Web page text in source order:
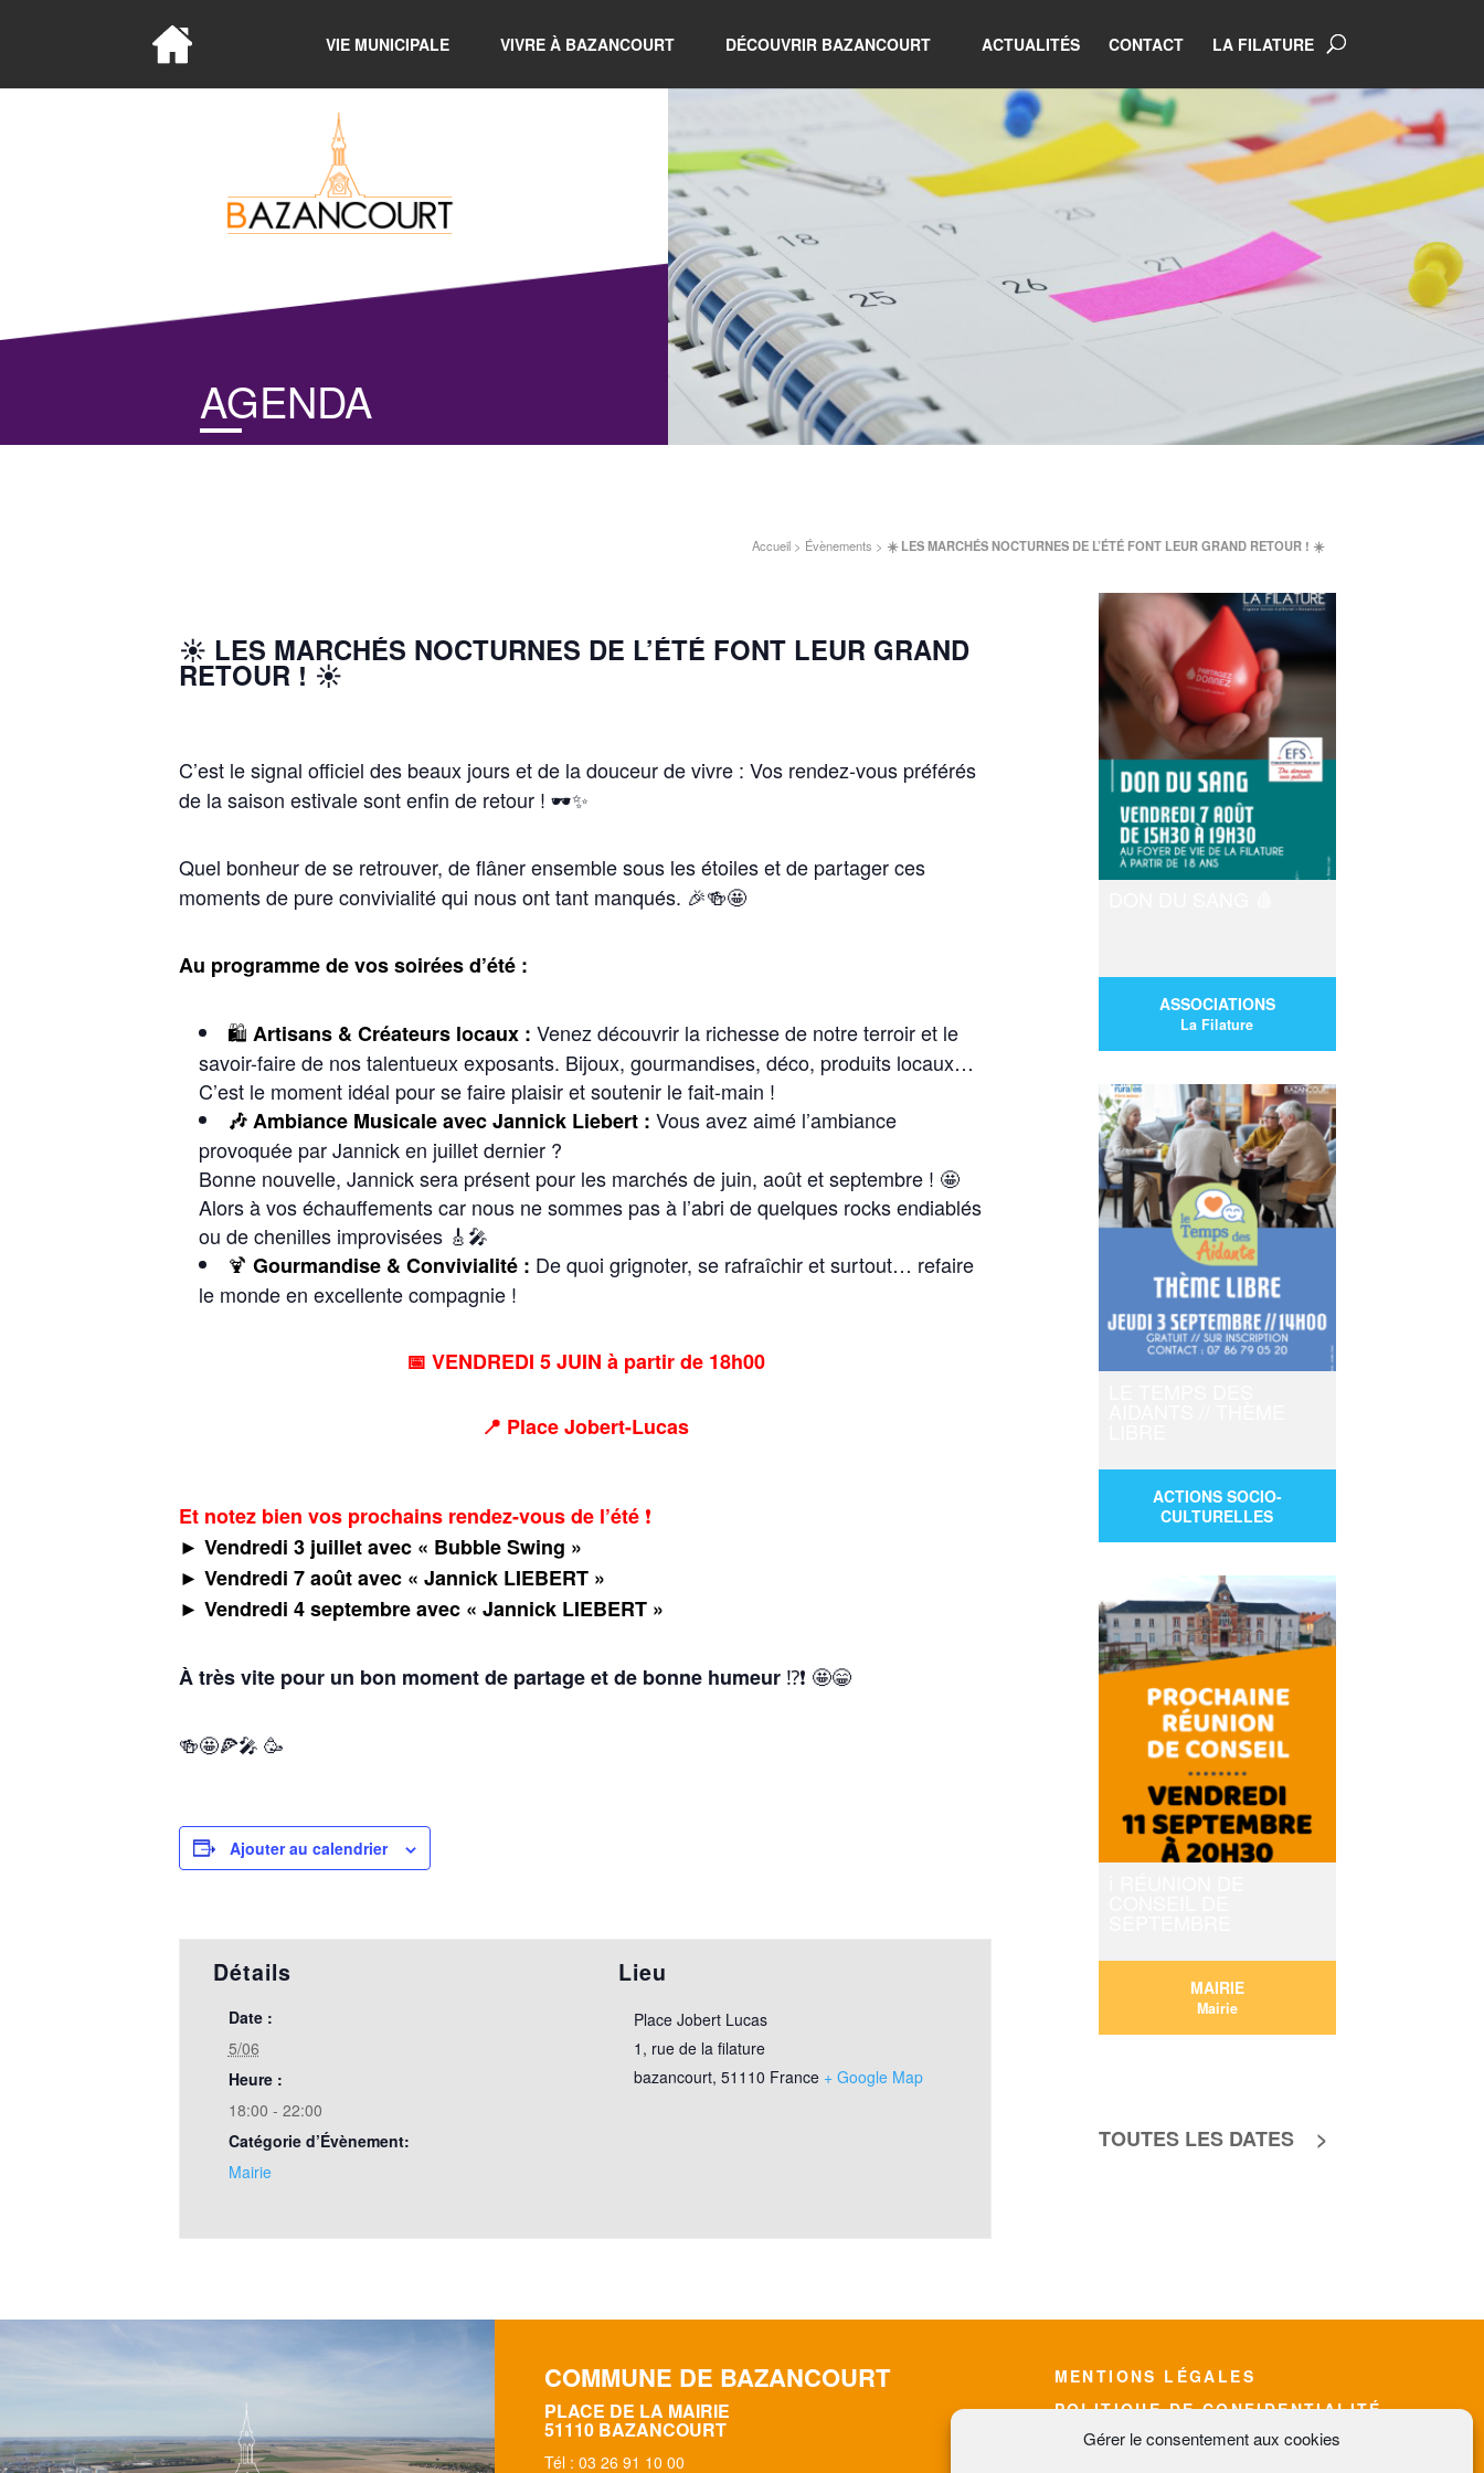
Gérer le consentement aux cookies
VIE MUNICIPALE VIVRE À BAZANCOURT DÉCOUVRIR BAZANCOURT ACTUALITÉS CONTACT LA FILATURE
AGENDA
Accueil> Évènements > ☀️ LES MARCHÉS NOCTURNES DE L’ÉTÉ FONT LEUR GRAND RETOUR ! ☀️
☀️ LES MARCHÉS NOCTURNES DE L’ÉTÉ FONT LEUR GRAND
RETOUR ! ☀️
C’est le signal officiel des beaux jours et de la douceur de vivre : Vos rendez-vous préférés
de la saison estivale sont enfin de retour ! 🕶️✨
Quel bonheur de se retrouver, de flâner ensemble sous les étoiles et de partager ces
moments de pure convivialité qui nous ont tant manqués. 🎉🍻🤩
Au programme de vos soirées d’été :
🛍️ Artisans & Créateurs locaux : Venez découvrir la richesse de notre terroir et le
savoir-faire de nos talentueux exposants. Bijoux, gourmandises, déco, produits locaux…
C’est le moment idéal pour se faire plaisir et soutenir le fait-main !
🎶 Ambiance Musicale avec Jannick Liebert : Vous avez aimé l’ambiance
provoquée par Jannick en juillet dernier ?
Bonne nouvelle, Jannick sera présent pour les marchés de juin, août et septembre ! 🤩
Alors à vos échauffements car nous ne sommes pas à l’abri de quelques rocks endiablés
ou de chenilles improvisées 🎸🎤
🍹Gourmandise & Convivialité : De quoi grignoter, se rafraîchir et surtout… refaire
le monde en excellente compagnie !
📅 VENDREDI 5 JUIN à partir de 18h00
📍 Place Jobert-Lucas
Et notez bien vos prochains rendez-vous de l’été ❗
► Vendredi 3 juillet avec « Bubble Swing »
► Vendredi 7 août avec « Jannick LIEBERT »
► Vendredi 4 septembre avec « Jannick LIEBERT »
À très vite pour un bon moment de partage et de bonne humeur ⁉️❗ 🤩😁
🍻🤩🍕🎤 🥳
Ajouter au calendrier
Détails
Date :
5/06
Heure :
18:00 - 22:00
Catégorie d’Évènement:
Mairie
Lieu
Place Jobert Lucas
1, rue de la filature
bazancourt, 51110 France + Google Map
7/08 : 15:30 -19:30
ASSOCIATIONS
La Filature
3/09 : 14:00-16:00
ACTIONS SOCIO-
CULTURELLES
11/09 : 20:30-23:00
MAIRIE
Mairie
TOUTES LES DATES >
COMMUNE DE BAZANCOURT
PLACE DE LA MAIRIE
51110 BAZANCOURT
Tél : 03 26 91 10 00
MENTIONS LÉGALES
POLITIQUE DE CONFIDENTIALITÉ
EDITION